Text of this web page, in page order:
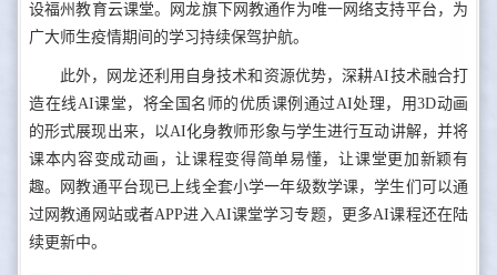
设福州教育云课堂。网龙旗下网教通作为唯一网络支持平台，为
广大师生疫情期间的学习持续保驾护航。
此外，网龙还利用自身技术和资源优势，深耕AI技术融合打
造在线AI课堂，将全国名师的优质课例通过AI处理，用3D动画
的形式展现出来，以AI化身教师形象与学生进行互动讲解，并将
课本内容变成动画，让课程变得简单易懂，让课堂更加新颖有
趣。网教通平台现已上线全套小学一年级数学课，学生们可以通
过网教通网站或者APP进入AI课堂学习专题，更多AI课程还在陆
续更新中。